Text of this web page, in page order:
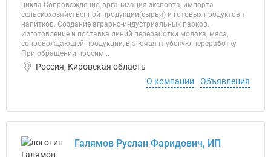
цикла.Сопровождение, организация экспорта, импорта
сельскохозяйственной продукции(сырья) и готовых продуктов т
напитков. Создание аграрно-индустриальных парков.
Изготовление и поставка линий переработки молока, мяса,
сопровождающей продукции, включая глубокую переработку.
При обращении просим...
Россия, Кировская область
О компании
Объявления
Галямов Руслан Фаридович, ИП